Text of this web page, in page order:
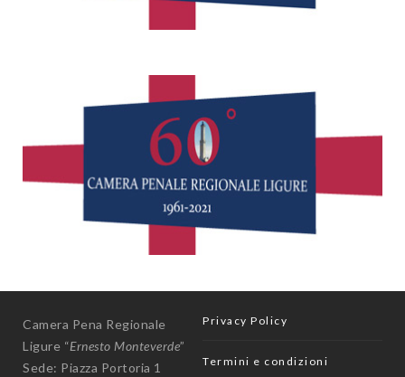
Camera Pena Regionale
Ligure “Ernesto Monteverde”
Sede: Piazza Portoria 1
Privacy Policy
Termini e condizioni